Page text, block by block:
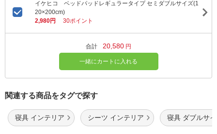
イケヒコ ベッドパッドレギュラータイプ セミダブルサイズ(1
20×200cm)
2,980円
30ポイント
合計 20,580 円
一緒にカートに入れる
関連する商品をタグで探す
寝具 インテリア シーツ インテリア 寝具 ダブルサ